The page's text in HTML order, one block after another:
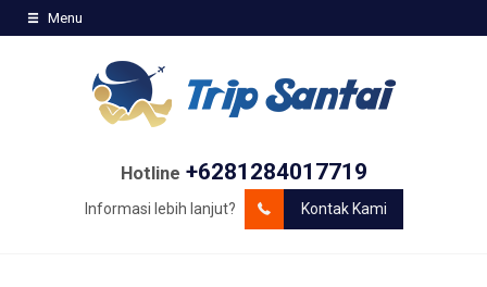
Menu
Hotline +6281284017719
Informasi lebih lanjut? Kontak Kami